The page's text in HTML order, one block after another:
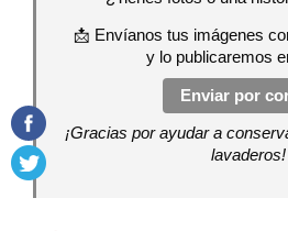
📩 Envíanos tus imágenes
y lo publicaremos
Enviar por
¡Gracias por ayudar a
lavaderos!